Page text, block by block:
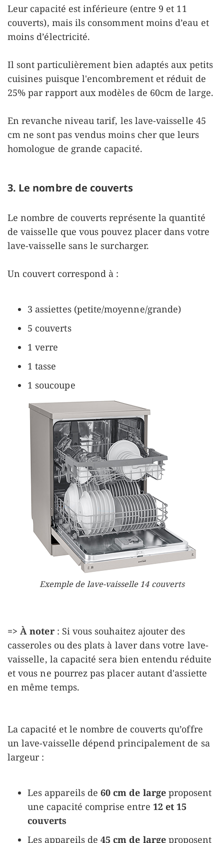
Leur capacité est inférieure (entre 9 et 11
couverts), mais ils consomment moins d’eau et
moins d’électricité.
Il sont particulièrement bien adaptés aux petits
cuisines puisque l'encombrement et réduit de
25% par rapport aux modèles de 60cm de large.
En revanche niveau tarif, les lave-vaisselle 45
cm ne sont pas vendus moins cher que leurs
homologue de grande capacité.
3. Le nombre de couverts
Le nombre de couverts représente la quantité
de vaisselle que vous pouvez placer dans votre
lave-vaisselle sans le surcharger.
Un couvert correspond à :
3 assiettes (petite/moyenne/grande)
5 couverts
1 verre
1 tasse
1 soucoupe
Exemple de lave-vaisselle 14 couverts
=> À noter: Si vous souhaitez ajouter des
casseroles ou des plats à laver dans votre lave-
vaisselle, la capacité sera bien entendu réduite
et vous ne pourrez pas placer autant d'assiette
en même temps.
La capacité et le nombre de couverts qu’offre
un lave-vaisselle dépend principalement de sa
largeur :
Les appareils de60 cm de largeproposent
une capacité comprise entre 12 et 15
couverts
Les appareils de45 cm de largeproposent